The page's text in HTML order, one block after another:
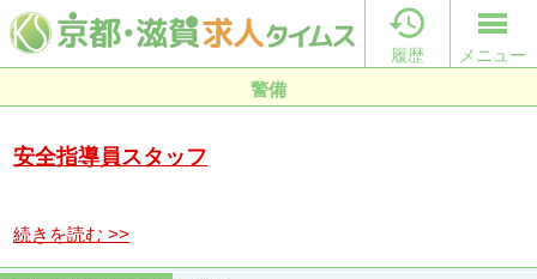

履歴 メニュー
警備
安全指導員スタッフ
続きを読む >>